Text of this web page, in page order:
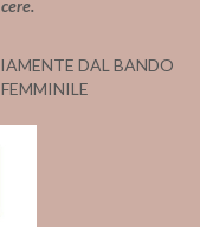
DAL BANDO